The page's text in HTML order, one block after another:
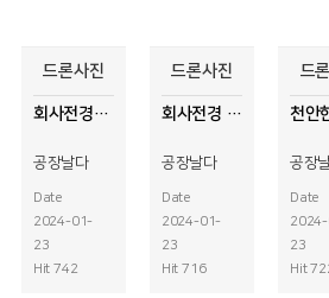
드론사진
회사전경사진
공장날다
Date
2024-01-
23
Hit 742
드론사진
회사전경 드론사진
공장날다
Date
2024-01-
23
Hit 716
드
공장
Date
23
Hit